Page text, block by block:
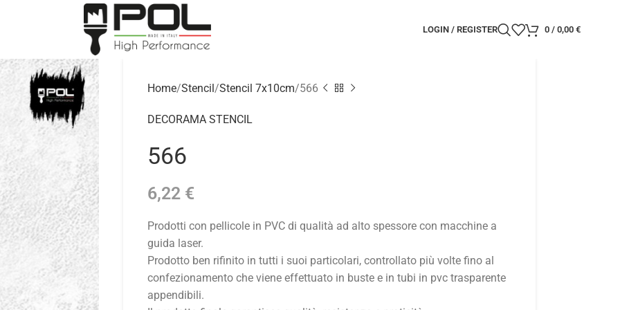
LOGIN / REGISTER 0 / 0,00 €
Home Stencil Stencil 7x10cm 566
DECORAMA STENCIL
566
6,22 €
Prodotti con pellicole in PVC di qualità ad alto spessore con macchine a
guida laser.
Prodotto ben rifinito in tutti i suoi particolari, controllato più volte fino al
confezionamento che viene effettuato in buste e in tubi in pvc trasparente
appendibili.